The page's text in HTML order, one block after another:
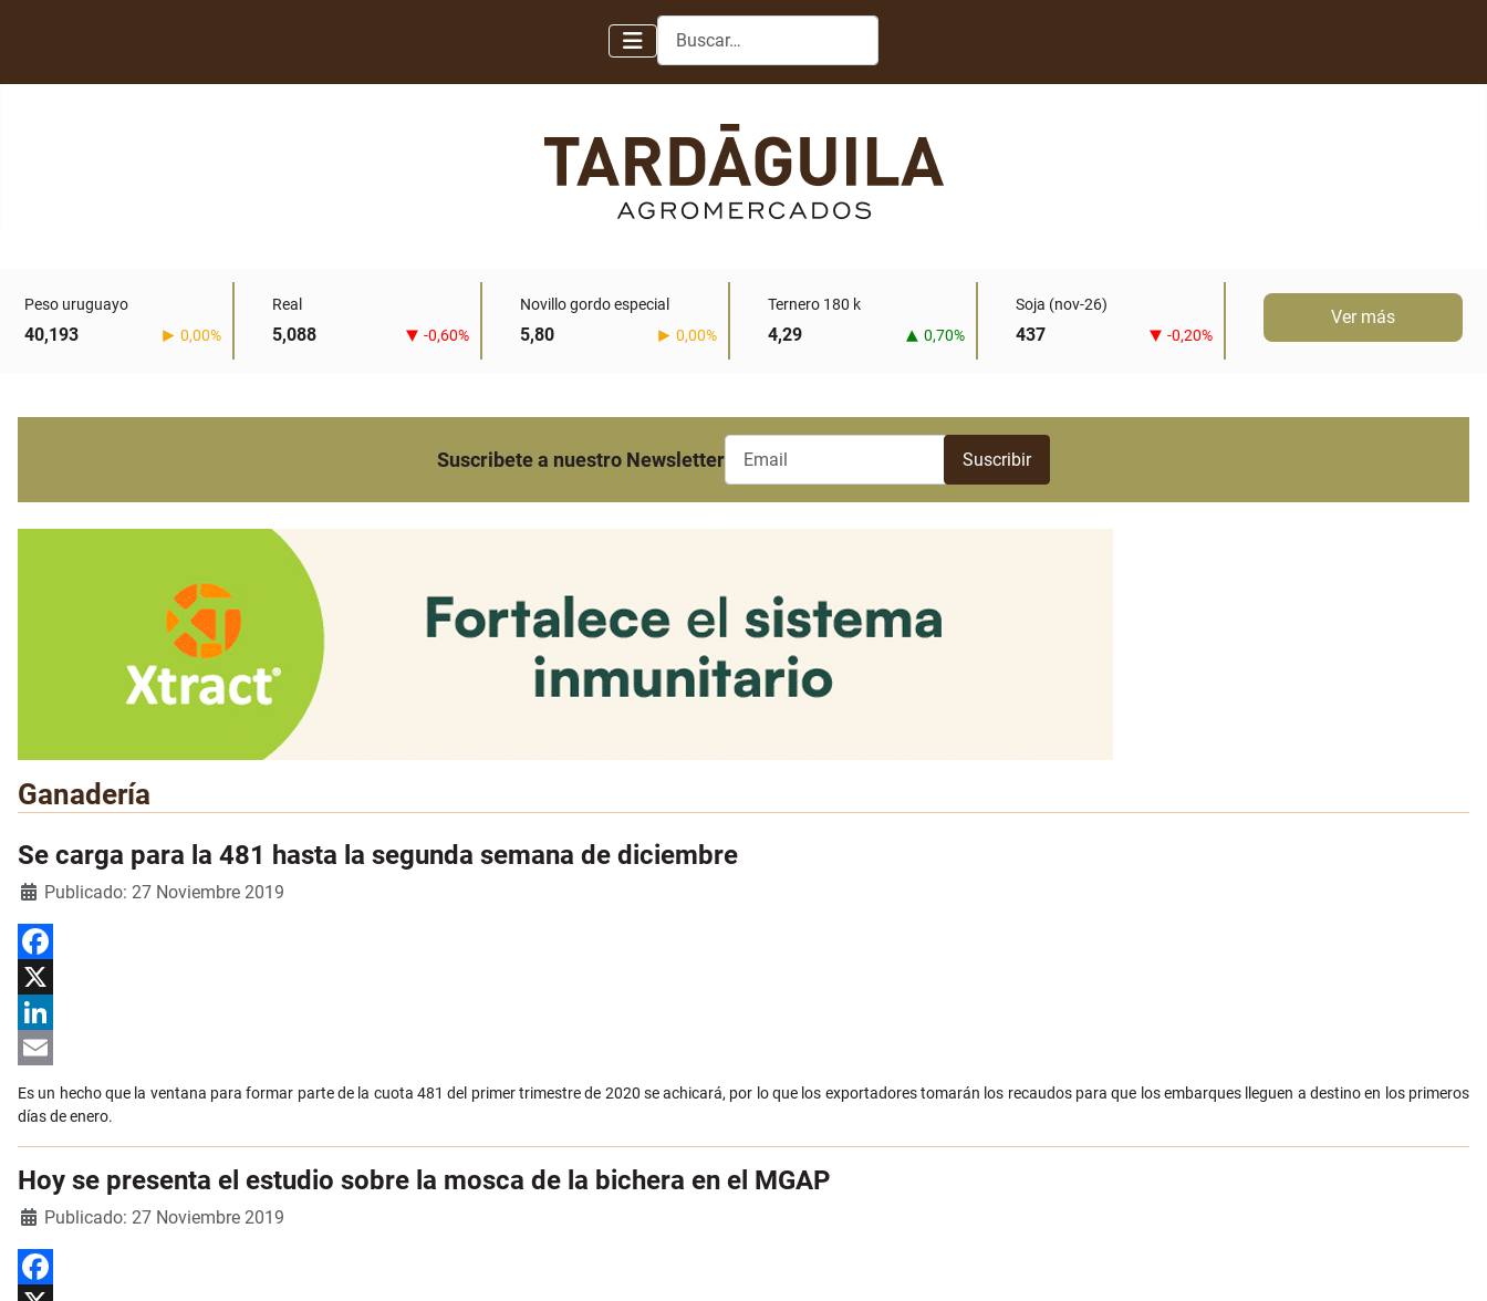
Buscar
Peso uruguayo
40,193 0,00%
Real
5,088 -0,60%
Novillo gordo especial
5,80 0,00%
Ternero 180 k
4,29 0,70%
Soja (nov-26)
437 -0,20%
Ver más
Suscribete a nuestro Newsletter
Ganadería
Se carga para la 481 hasta la segunda semana de diciembre
DetallesPublicado: 27 Noviembre 2019
Facebook
X
LinkedIn
Es un hecho que la ventana para formar parte de la cuota 481 del primer trimestre de 2020 se achicará, por lo que los exportadores tomarán los recaudos para que los embarques lleguen a destino en los primeros
días de enero.
Hoy se presenta el estudio sobre la mosca de la bichera en el MGAP
DetallesPublicado: 27 Noviembre 2019